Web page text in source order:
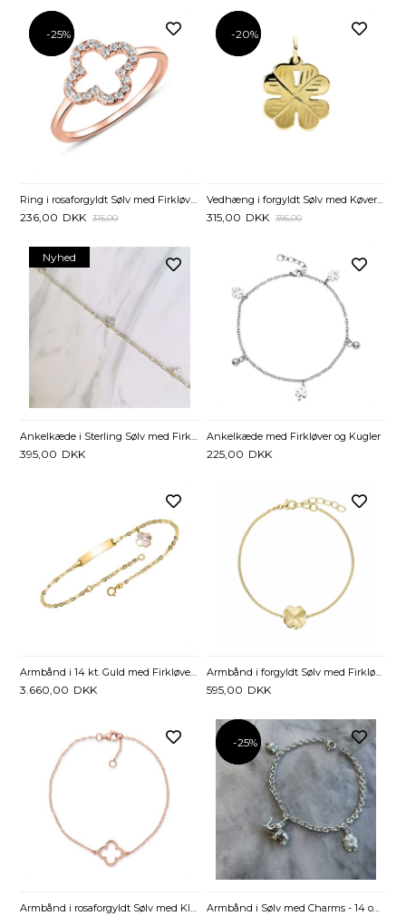
-25%
-25%
Ring i rosaforgyldt Sølv med Firkløver og Zirkoniasten
236,00 DKK 315,00
-20%
-20%
Vedhæng i forgyldt Sølv med Køver - 15 x 15 mm
315,00 DKK 395,00
Nyhed
395,00 DKK
Ankelkæde med Firkløver og Kugler
225,00 DKK
Armbånd i 14 kt. Guld med Firkløver 16 og 19 cm - Mulighed for gravering
3.660,00 DKK
Armbånd i forgyldt Sølv med Firkløver - 16 til 19 cm
595,00 DKK
Armbånd i rosaforgyldt Sølv med Kløver - 17 til 19 cm
-25%
-25%
Armbånd i Sølv med Charms - 14 og 16 cm